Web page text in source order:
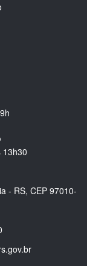
13h30
- RS, CEP 97010-